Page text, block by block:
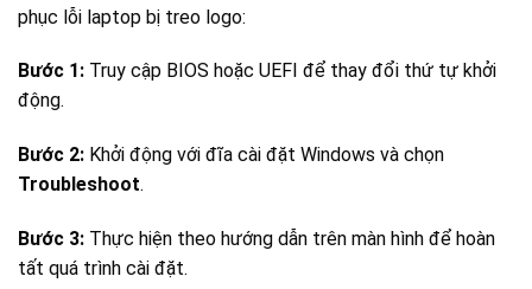
phục lỗi laptop bị treo logo:
Bước 1: Truy cập BIOS hoặc UEFI để thay đổi thứ tự khởi
động.
Bước 2: Khởi động với đĩa cài đặt Windows và chọn
Troubleshoot.
Bước 3: Thực hiện theo hướng dẫn trên màn hình để hoàn
tất quá trình cài đặt.